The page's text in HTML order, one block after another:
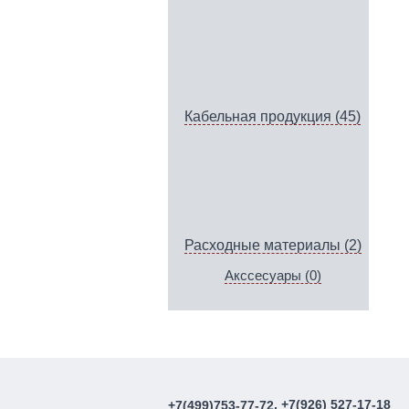
Кабельная продукция (45)
Расходные материалы (2)
Акссесуары (0)
+7(499)753-77-72, +7(926) 527-17-18